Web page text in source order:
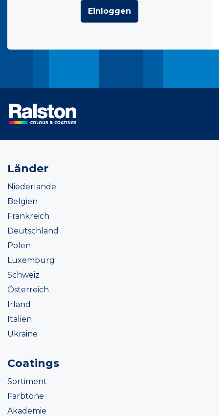
Einloggen
Länder
Niederlande
Belgien
Frankreich
Deutschland
Polen
Luxemburg
Schweiz
Österreich
Irland
Italien
Ukraine
Coatings
Sortiment
Farbtöne
Akademie